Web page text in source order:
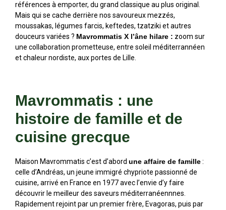
références à emporter, du grand classique au plus original.
Mais qui se cache derrière nos savoureux mezzés,
moussakas, légumes farcis, keftedes, tzatziki et autres
douceurs variées ? Mavrommatis X l’âne hilare : zoom sur
une collaboration prometteuse, entre soleil méditerrannéen
et chaleur nordiste, aux portes de Lille.
Mavrommatis : une
histoire de famille et de
cuisine grecque
Maison Mavrommatis c’est d’abord une affaire de famille:
celle d’Andréas, un jeune immigré chypriote passionné de
cuisine, arrivé en France en 1977 avec l’envie d’y faire
découvrir le meilleur des saveurs méditerranéennnes.
Rapidement rejoint par un premier frère, Evagoras, puis par